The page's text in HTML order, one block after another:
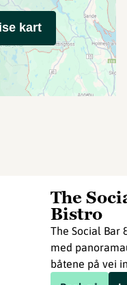
kart
The
Bistro
The Social Bar
med
båtene på vei